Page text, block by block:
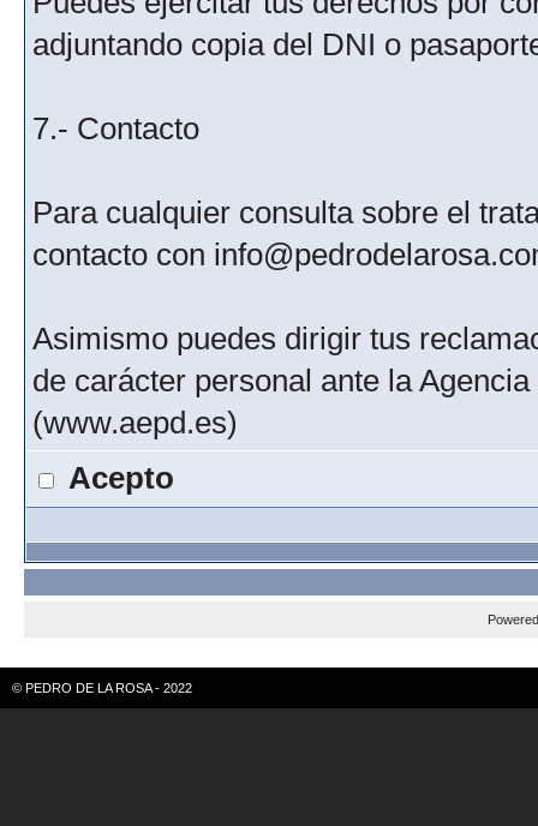
adjuntando copia del DNI o
7.- Contacto
Para cualquier consulta sobre el
contacto con
Asimismo puedes dirigir tus
de carácter personal ante la
(www.aepd.es)
Acepto
© PEDRO DE LA ROSA - 2022